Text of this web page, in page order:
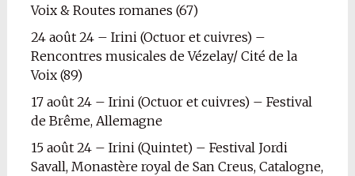
Voix & Routes romanes (67)
24 août 24 – Irini (Octuor et cuivres) –
Rencontres musicales de Vézelay/ Cité de la
Voix (89)
17 août 24 – Irini (Octuor et cuivres) – Festival
de Brême, Allemagne
15 août 24 – Irini (Quintet) – Festival Jordi
Savall, Monastère royal de San Creus, Catalogne,